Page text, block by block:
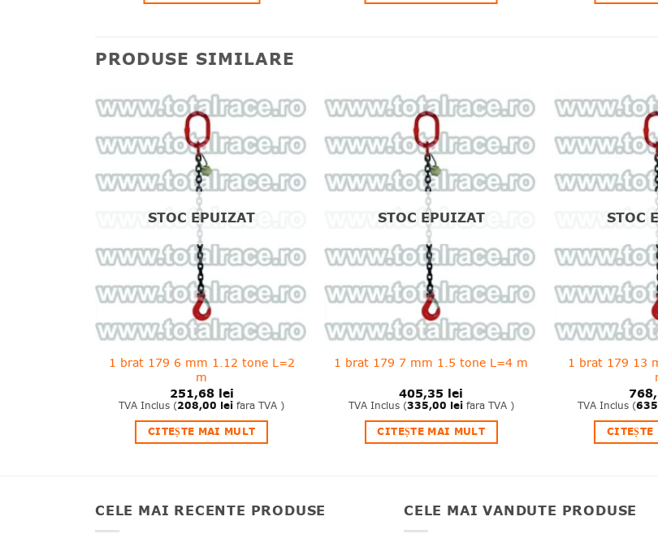
PRODUSE SIMILARE
❤
Adauga
in
STOC EPUIZAT
1 brat 179 6 mm 1.12 tone L=2
m
251,68 lei
TVA Inclus (208,00 lei fara TVA )
CITEȘTE MAI MULT
❤
Adauga
in
STOC EPUIZAT
1 brat 179 7 mm 1.5 tone L=4 m
405,35 lei
TVA Inclus (335,00 leifara TVA )
CITEȘTE MAI MULT
STOC
1 brat 179 13
TVA Inclus (
CELE MAI RECENTE PRODUSE CELE MAI VANDUTE PRODUSE